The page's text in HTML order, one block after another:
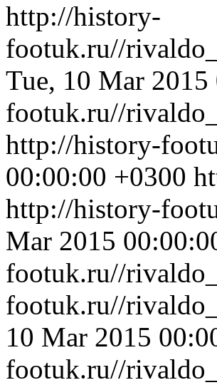
http://history-
footuk.ru//
Tue, 10 Mar
footuk.ru//
http://history-
00:00:00 +0300
http://history-
Mar 2015
footuk.ru//
footuk.ru//
10 Mar 2015
footuk.ru//